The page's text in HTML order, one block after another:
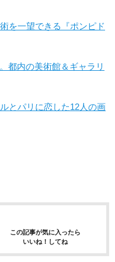
を一望できる『ポンピド
都内の美術館＆ギャラリ
とパリに恋した12人の画
この記事が気に入ったら
いいね！してね